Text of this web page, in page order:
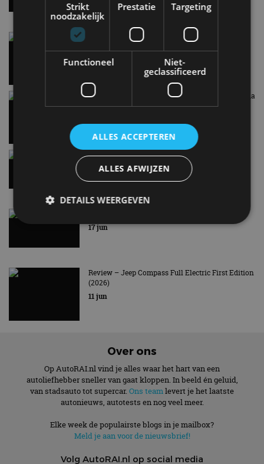
Gespot: een origineel Nederlandse Ford Freestar
26 jun
Review – Alfa Romeo Tonale Sport Speciale Ibrida
(2026)
Gespot: een Fisker Ocean!
19 jun
17 jun
Review – Jeep Compass Full Electric First Edition
(2026)
11 jun
Over ons
Op AutoRAI.nl vind je alles waar het hart van een
autoliefhebber sneller van gaat kloppen. In beeld én geluid,
van stadsauto tot supercar. Ons team levert je het laatste
autonieuws, autotests en nog veel meer.
Elke week de populairste blogs in je mailbox?
Meld je aan voor de nieuwsbrief!
Volg AutoRAI.nl op social media
Strikt
noodzakelijk
Prestatie Targeting
Functioneel
Niet-
geclassificeerd
ALLES ACCEPTEREN
ALLES AFWIJZEN
DETAILS WEERGEVEN
Strikt noodzakelijk
Strikt noodzakelijke cookies maken de
kernfunctionaliteiten van de website mogelijk, zoals
Domein
cf_clearance
Cloudflare,
Inc.
.autorai.nl
1 jaar
gebruikt
vertrouwd